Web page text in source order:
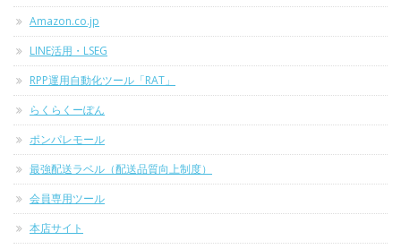
Amazon.co.jp
LINE活用・LSEG
RPP運用自動化ツール「RAT」
らくらくーぽん
ポンパレモール
最強配送ラベル（配送品質向上制度）
会員専用ツール
本店サイト